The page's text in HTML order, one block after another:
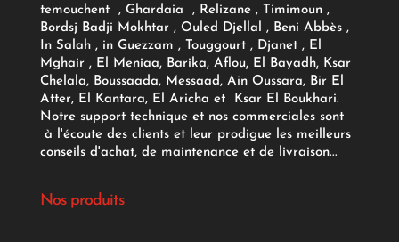
temouchent , Ghardaia , Relizane , Timimoun ,
Bordsj Badji Mokhtar , Ouled Djellal , Beni Abbès ,
In Salah , in Guezzam , Touggourt , Djanet , El
Mghair , El Meniaa, Barika, Aflou, El Bayadh, Ksar
Chelala, Boussaada, Messaad, Ain Oussara, Bir El
Atter, El Kantara, El Aricha et Ksar El Boukhari.
Notre support technique et nos commerciales sont
à l'écoute des clients et leur prodigue les meilleurs
conseils d'achat, de maintenance et de livraison...
Nos produits